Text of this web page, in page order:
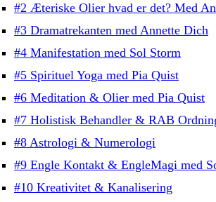
#2 Æteriske Olier hvad er det? Med
#3 Dramatrekanten med Annette Dich
#4 Manifestation med Sol Storm
#5 Spirituel Yoga med Pia Quist
#6 Meditation & Olier med Pia Quist
#7 Holistisk Behandler & RAB
#8 Astrologi & Numerologi
#9 Engle Kontakt & EngleMagi med
#10 Kreativitet & Kanalisering